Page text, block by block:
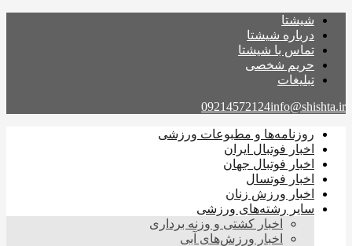
شیشتا
درباره شیشتا
تماس با شیشتا
حریم شخصی
تبلیغات
09214572124info@shishta.ir
روزنامه‌ها و مطبوعات ورزشی
اخبار فوتبال ایران
اخبار فوتبال جهان
اخبار فوتسال
اخبار ورزش زنان
سایر رشته‌های ورزشی
اخبار کشتی و وزنه برداری
اخبار ورزش‌های آبی